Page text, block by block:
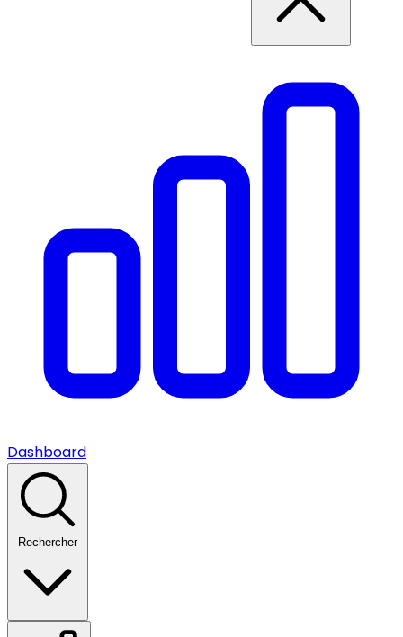
Dashboard
Rechercher